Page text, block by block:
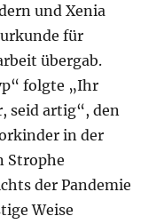
und Xenia
für
übergab.
folgte „Ihr
seid artig“, den
in der
Strophe
der Pandemie
Weise